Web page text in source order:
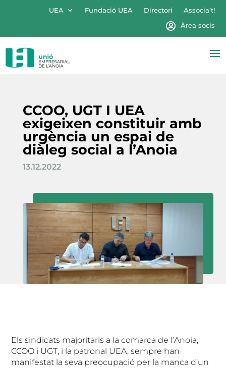
UEA Fundació UEA Directori
Associa’t!
Àrea socis
CCOO, UGT I UEA
exigeixen constituir amb
urgència un espai de
diàleg social a l’Anoia
13.12.2022
Els sindicats majoritaris a la comarca de l’Anoia,
CCOO i UGT, i la patronal UEA, sempre han
manifestat la seva preocupació per la manca d’un